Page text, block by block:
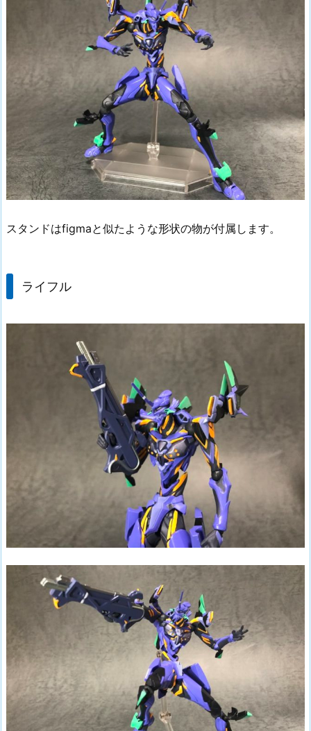
スタンドはfigmaと似たような形状の物が付属します。
ライフル